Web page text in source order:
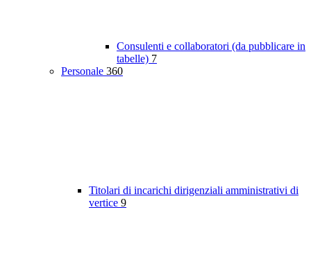
Consulenti e collaboratori (da pubblicare in
tabelle) 7
Personale 360
Titolari di incarichi dirigenziali amministrativi di
vertice 9